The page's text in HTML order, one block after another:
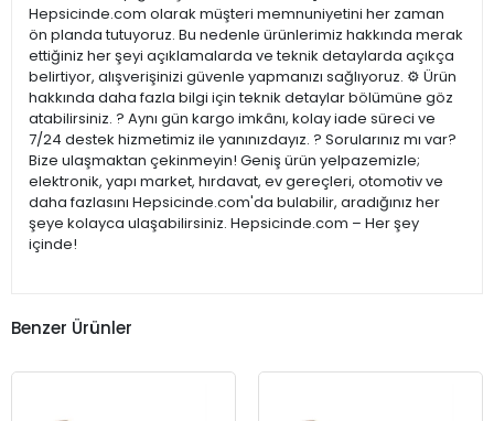
Hepsicinde.com olarak müşteri memnuniyetini her zaman
ön planda tutuyoruz. Bu nedenle ürünlerimiz hakkında merak
ettiğiniz her şeyi açıklamalarda ve teknik detaylarda açıkça
belirtiyor, alışverişinizi güvenle yapmanızı sağlıyoruz. ⚙️ Ürün
hakkında daha fazla bilgi için teknik detaylar bölümüne göz
atabilirsiniz. ? Aynı gün kargo imkânı, kolay iade süreci ve
7/24 destek hizmetimiz ile yanınızdayız. ? Sorularınız mı var?
Bize ulaşmaktan çekinmeyin! Geniş ürün yelpazemizle;
elektronik, yapı market, hırdavat, ev gereçleri, otomotiv ve
daha fazlasını Hepsicinde.com'da bulabilir, aradığınız her
şeye kolayca ulaşabilirsiniz. Hepsicinde.com – Her şey
içinde!
Benzer Ürünler